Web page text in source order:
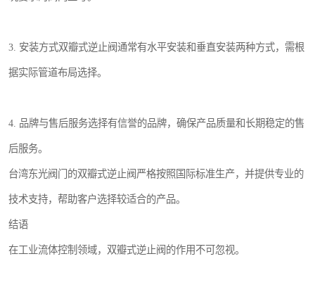
3. 安装方式双瓣式逆止阀通常有水平安装和垂直安装两种方式，需根
据实际管道布局选择。
4. 品牌与售后服务选择有信誉的品牌，确保产品质量和长期稳定的售
后服务。
台湾东光阀门的双瓣式逆止阀严格按照国际标准生产，并提供专业的
技术支持，帮助客户选择较适合的产品。
结语
在工业流体控制领域，双瓣式逆止阀的作用不可忽视。